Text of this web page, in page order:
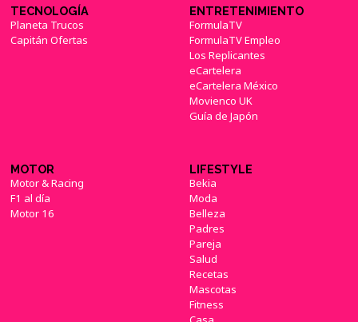
TECNOLOGÍA
Planeta Trucos
Capitán Ofertas
ENTRETENIMIENTO
FormulaTV
FormulaTV Empleo
Los Replicantes
eCartelera
eCartelera México
Movienco UK
Guía de Japón
MOTOR
Motor & Racing
F1 al día
Motor 16
LIFESTYLE
Bekia
Moda
Belleza
Padres
Pareja
Salud
Recetas
Mascotas
Fitness